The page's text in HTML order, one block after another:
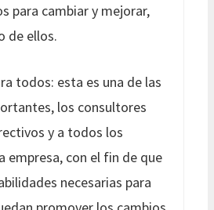
para cambiar y mejorar,
de ellos.
todos: esta es una de las
los consultores
y a todos los
empresa, con el fin de que
necesarias para